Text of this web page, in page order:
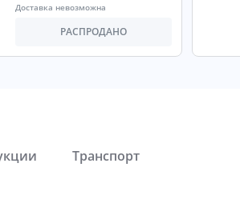
Доставка невозможна
РАСПРОДАНО
Транспорт